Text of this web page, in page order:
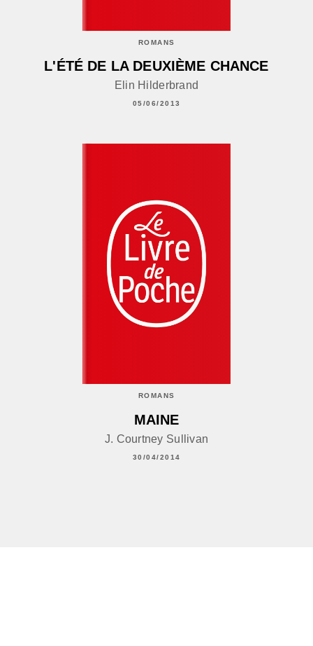
ROMANS
L'ÉTÉ DE LA DEUXIÈME CHANCE
Elin Hilderbrand
05/06/2013
ROMANS
MAINE
J. Courtney Sullivan
30/04/2014